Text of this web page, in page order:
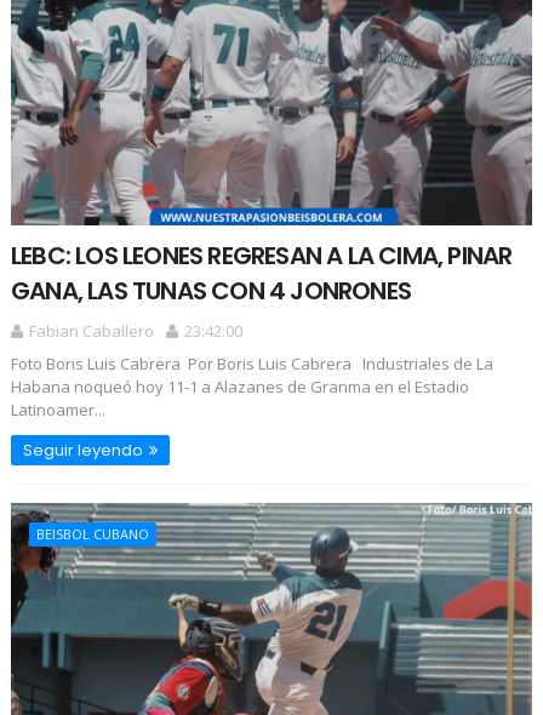
LEBC: LOS LEONES REGRESAN A LA CIMA, PINAR
GANA, LAS TUNAS CON 4 JONRONES
Fabian Caballero
23:42:00
Foto Boris Luis Cabrera Por Boris Luis Cabrera Industriales de La
Habana noqueó hoy 11-1 a Alazanes de Granma en el Estadio
Latinoamer...
Seguir leyendo
BEISBOL CUBANO